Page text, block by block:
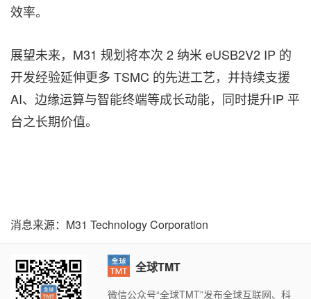
效率。
展望未来，M31 规划将本次 2 纳米 eUSB2V2 IP 的
开发经验延伸更多 TSMC 的先进工艺，并持续支援
AI、边缘运算与智能终端等成长动能，同时提升IP 平
台之长期价值。
消息来源：M31 Technology Corporation
全球TMT
微信公众号“全球TMT”发布全球互联网、科